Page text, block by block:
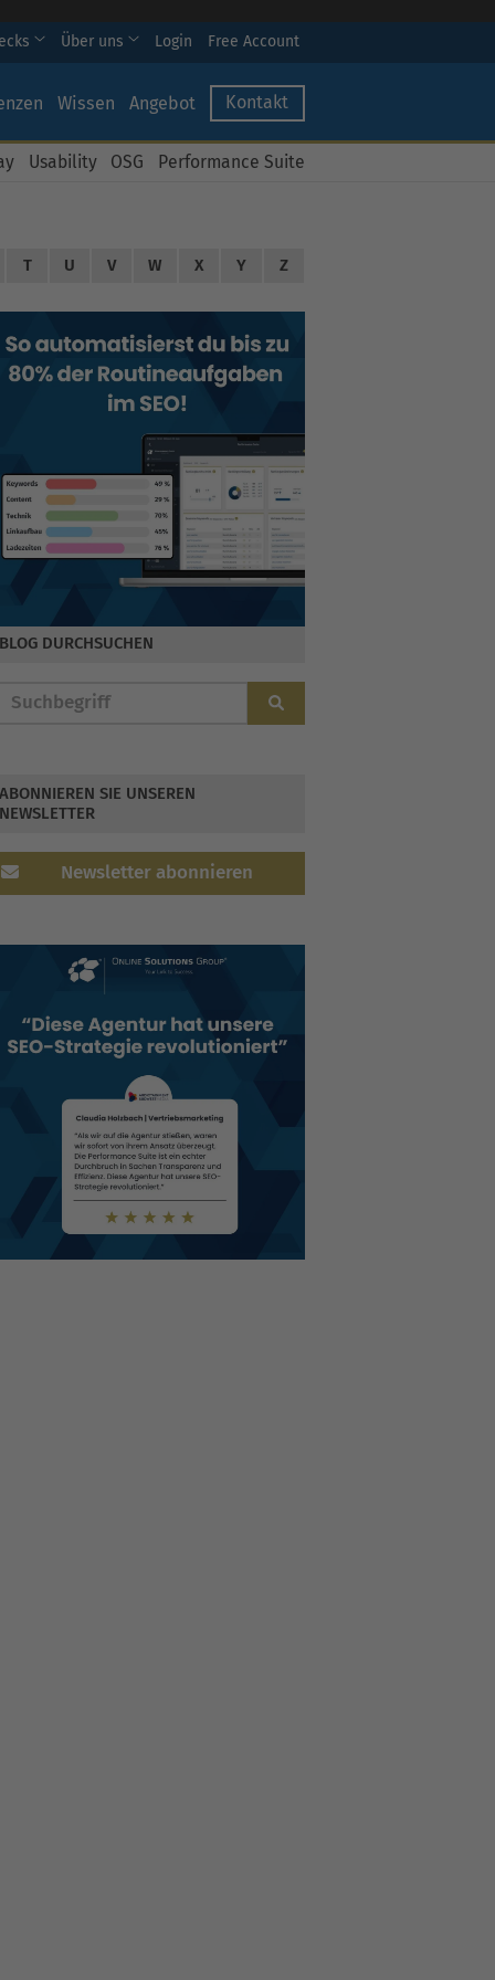
Über uns Login Free Account
Wissen Angebot Kontakt
Usability OSG Performance Suite
T U V W X Y Z
BLOG DURCHSUCHEN
ABONNIEREN SIE UNSEREN
NEWSLETTER
Newsletter abonnieren